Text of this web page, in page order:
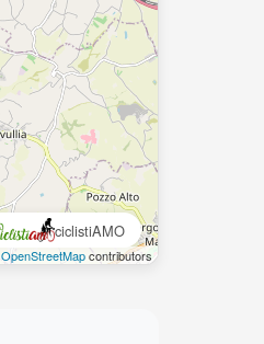
ciclistiAMO
OpenStreetMapcontributors